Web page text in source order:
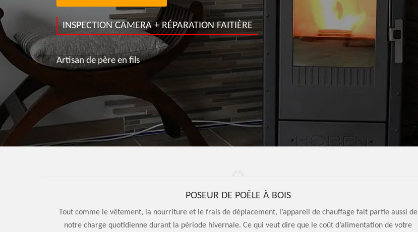
INSPECTION CAMERA + RÉPARATION FAITIÈRE
Artisan de père en fils
POSEUR DE POÊLE À BOIS
Tout comme le vêtement, la nourriture et le frais de déplacement, l’appareil de chauffage fait partie aussi de
notre charge quotidienne durant la période hivernale. Ce qui veut dire que le coût d’alimentation de votre